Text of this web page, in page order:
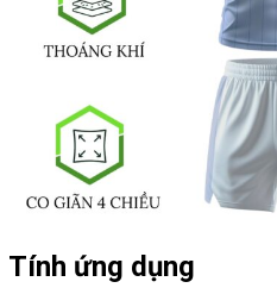
Tính ứng dụng